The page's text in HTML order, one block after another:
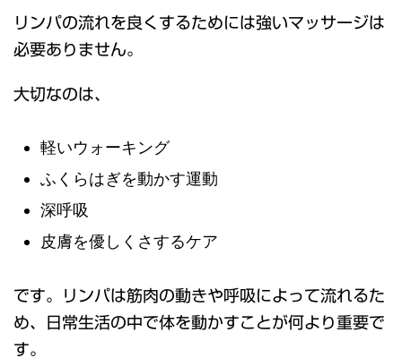
リンパの流れを良くするためには強いマッサージは
必要ありません。
大切なのは、
軽いウォーキング
ふくらはぎを動かす運動
深呼吸
皮膚を優しくさするケア
です。リンパは筋肉の動きや呼吸によって流れるた
め、日常生活の中で体を動かすことが何より重要で
す。